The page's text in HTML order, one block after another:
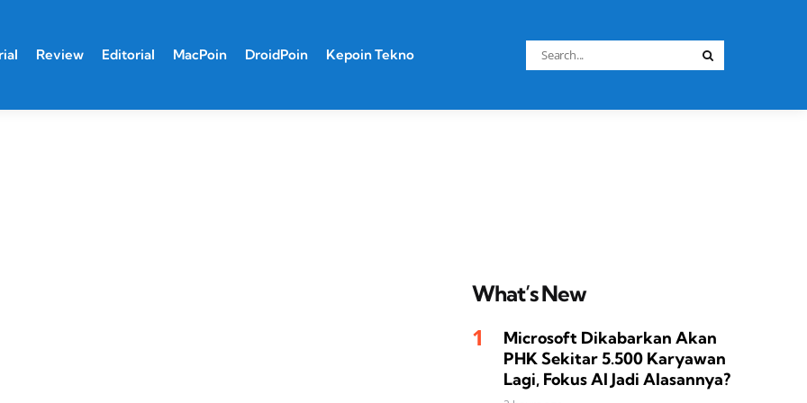
Review Editorial MacPoin DroidPoin Kepoin Tekno
Search
for:
What’s New
Microsoft Dikabarkan Akan
PHK Sekitar 5.500 Karyawan
Lagi, Fokus AI Jadi Alasannya?